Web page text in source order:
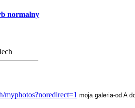
normalny
myphotos?noredirect=1 moja galeria-od A